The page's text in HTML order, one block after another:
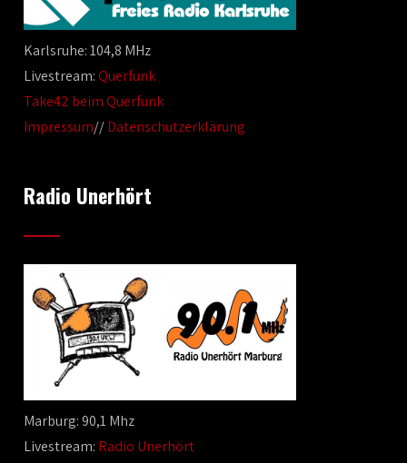
Karlsruhe: 104,8 MHz
Livestream:Querfunk
Take42 beim Querfunk
Impressum//Datenschutzerklärung
Radio Unerhört
Marburg: 90,1 Mhz
Livestream: Radio Unerhört